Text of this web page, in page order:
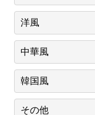
洋風
中華風
韓国風
その他